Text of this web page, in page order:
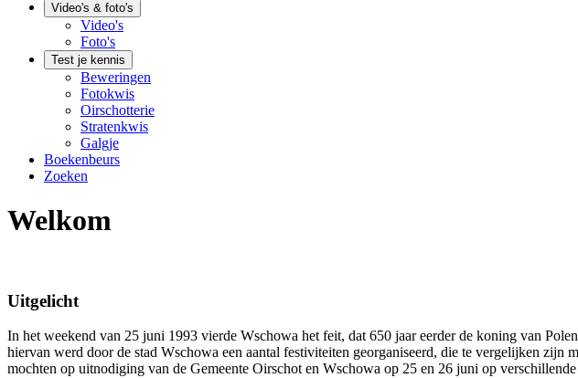
Video's & foto's
Video's
Foto's
Test je kennis
Beweringen
Fotokwis
Oirschotterie
Stratenkwis
Galgje
Boekenbeurs
Zoeken
Welkom
Uitgelicht
In het weekend van 25 juni 1993 vierde Wschowa het feit, dat 650 jaar eerder de koning van
hiervan werd door de stad Wschowa een aantal festiviteiten georganiseerd, die te vergelijken
mochten op uitnodiging van de Gemeente Oirschot en Wschowa op 25 en 26 juni op